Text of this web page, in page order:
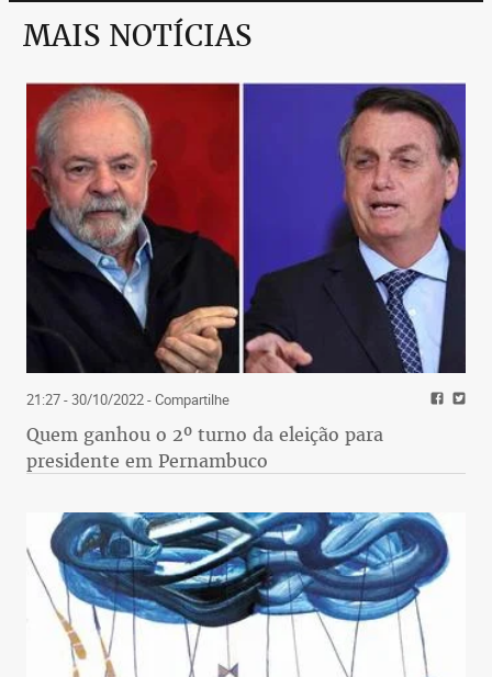
MAIS NOTÍCIAS
21:27 - 30/10/2022- Compartilhe
Quem ganhou o 2º turno da eleição para
presidente em Pernambuco